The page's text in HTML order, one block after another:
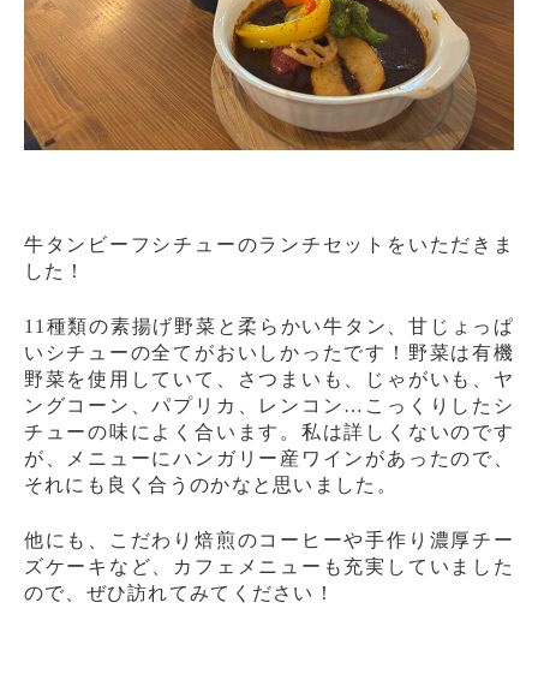
牛タンビーフシチューのランチセットをいただきま
した！
11種類の素揚げ野菜と柔らかい牛タン、甘じょっぱ
いシチューの全てがおいしかったです！野菜は有機
野菜を使用していて、さつまいも、じゃがいも、ヤ
ングコーン、パプリカ、レンコン…こっくりしたシ
チューの味によく合います。私は詳しくないのです
が、メニューにハンガリー産ワインがあったので、
それにも良く合うのかなと思いました。
他にも、こだわり焙煎のコーヒーや手作り濃厚チー
ズケーキなど、カフェメニューも充実していました
ので、ぜひ訪れてみてください！